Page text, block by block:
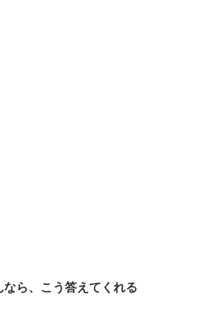
なら、こう答えてくれる